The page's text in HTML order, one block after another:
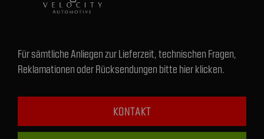
Für sämtliche Anliegen zur Lieferzeit, technischen Fragen,
Reklamationen oder Rücksendungen bitte hier klicken.
KONTAKT